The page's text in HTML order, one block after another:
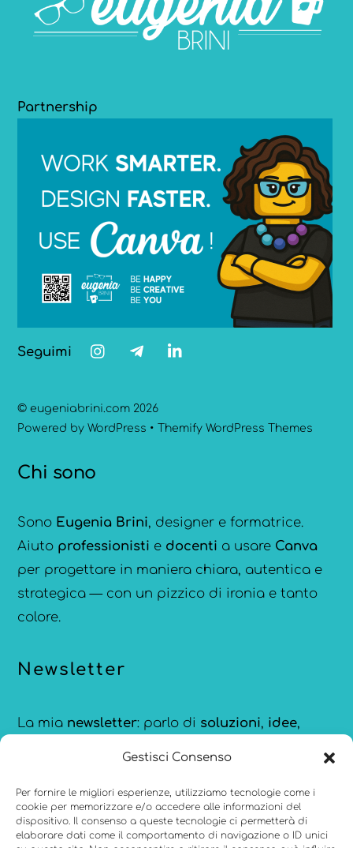
Gestisci Consenso
Per fornire le migliori esperienze, utilizziamo tecnologie come i
cookie per memorizzare e/o accedere alle informazioni del
dispositivo. Il consenso a queste tecnologie ci permetterà di
elaborare dati come il comportamento di navigazione o ID unici
Partnership
Seguimi
© eugeniabrini.com 2026
Powered byWordPress •Themify WordPress Themes
Chi sono
Sono Eugenia Brini, designer e formatrice.
Aiuto professionisti e docenti a usare Canva
per progettare in maniera chiara, autentica e
strategica — con un pizzico di ironia e tanto
colore.
Newsletter
La mia newsletter: parlo di soluzioni, idee,
aggiornata sulle novità diCanva.